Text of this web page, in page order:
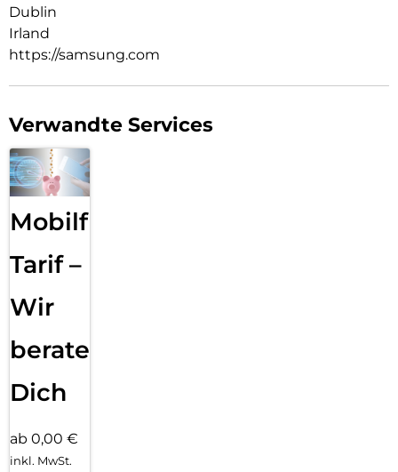
Dublin
Irland
https://samsung.com
Verwandte Services
Mobilfunk
Tarif –
Wir
beraten
Dich
ab 0,00 €
inkl. MwSt.